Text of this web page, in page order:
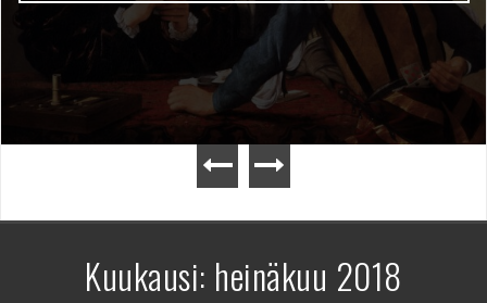
Kuukausi: heinäkuu 2018